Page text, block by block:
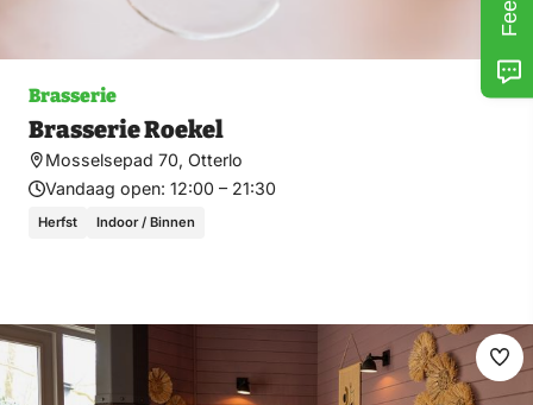
Brasserie
Brasserie Roekel
Mosselsepad 70, Otterlo
Vandaag open: 12:00 – 21:30
Herfst Indoor / Binnen